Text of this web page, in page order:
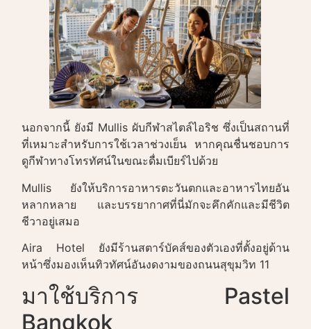
นอกจากนี้ ยังมี Mullis ผับกีฬาสไตล์ไอริช ซึ่งเป็นสถานที่
ที่เหมาะสำหรับการใช้เวลาช่วงเย็น หากคุณชื่นชอบการ
ดูกีฬาทางโทรทัศน์ในขณะดื่มเบียร์ไปด้วย
Mullis ยังให้บริการอาหารตะวันตกและอาหารไทยอัน
หลากหลาย และบรรยากาศที่นี่มักจะคึกคักและมีชีวิต
ชีวาอยู่เสมอ
Aira Hotel ยังมีร้านสตาร์บัคส์ของตัวเองที่ตั้งอยู่ด้าน
หน้าซึ่งมองเห็นทิวทัศน์อันงดงามของถนนสุขุมวิท 11
มาใช้บริการ Pastel
Bangkok